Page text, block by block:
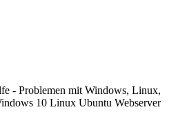
- Problemen mit Windows, Linux,
10 Linux Ubuntu Webserver